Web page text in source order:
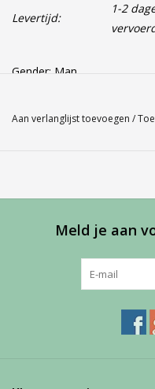
Levertijd:
1-2
Gender: Man
Materiaal: 30% cotton 70%
Aan verlanglijst toevoegen /
Meld je aan